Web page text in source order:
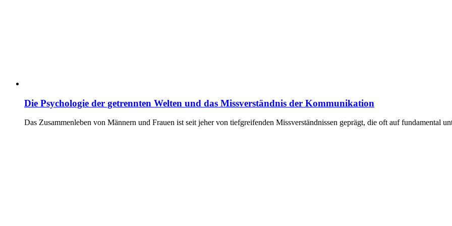
Die Psychologie der getrennten Welten und das Missverständnis der Kommunikation
Das Zusammenleben von Männern und Frauen ist seit jeher von tiefgreifenden Missverständnissen geprägt, die oft auf fundamental